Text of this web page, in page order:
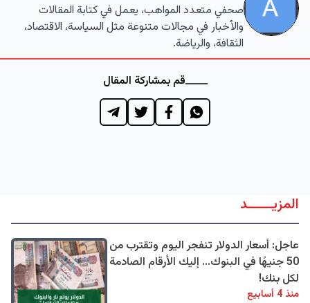
صحفي متعدد المواهب، يعمل في كتابة المقالات
والأخبار في مجالات متنوعة مثل السياسة، الاقتصاد،
الثقافة، والرياضة.
قم بمشاركة المقال
المزيــــــد
عاجل: أسعار الدولار تنفجر اليوم وتقترب من
50 جنيهًا في البنوك... إليك الأرقام الصادمة
لكل بنك!
منذ 4 أسابيع